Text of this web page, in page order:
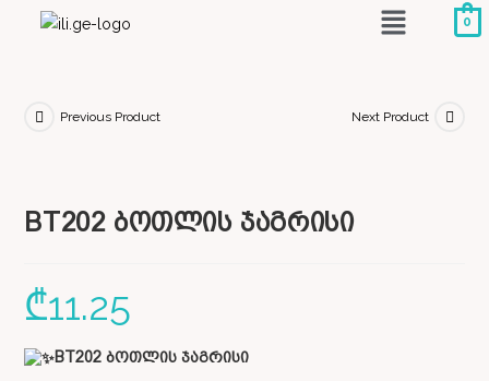
0
Previous Product Next Product
BT202 ბოთლის ჯაგრისი
₾11.25
BT202 ბოთლის ჯაგრისი